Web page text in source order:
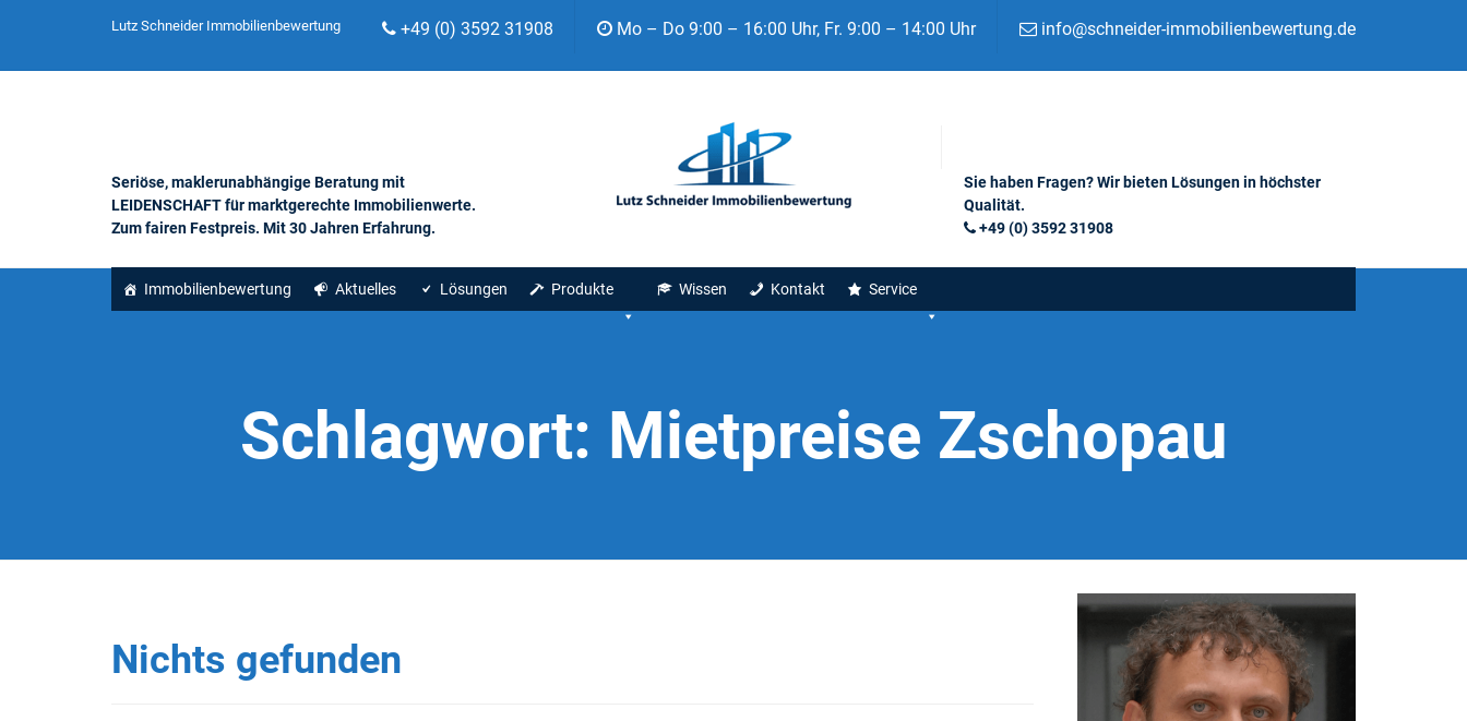
Lutz Schneider Immobilienbewertung +49 (0) 3592 31908 Mo – Do 9:00 – 16:00 Uhr, Fr. 9:00 – 14:00 Uhr info@schneider-immobilienbewertung.de
Seriöse, maklerunabhängige Beratung mit
LEIDENSCHAFT für marktgerechte Immobilienwerte.
Zum fairen Festpreis. Mit 30 Jahren Erfahrung.
Sie haben Fragen? Wir bieten Lösungen in höchster
Qualität.
+49 (0) 3592 31908
Immobilienbewertung Aktuelles Lösungen Produkte Wissen Kontakt Service
Schlagwort: Mietpreise Zschopau
Nichts gefunden